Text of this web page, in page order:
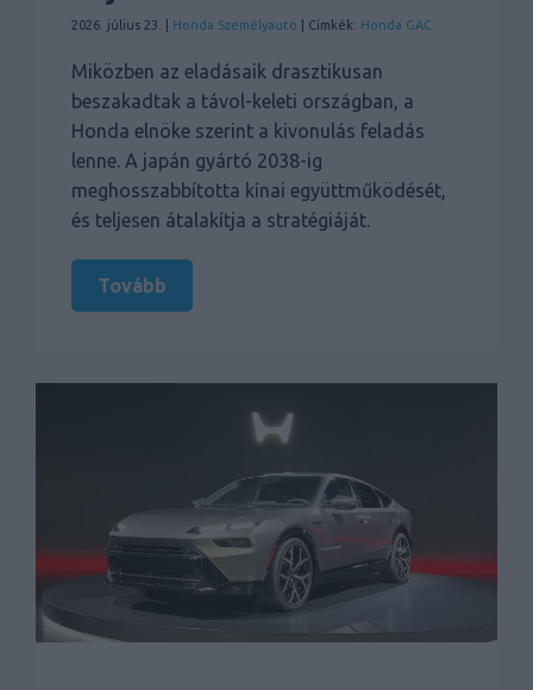
2026. július 23. | Honda Személyauto | Címkék: Honda GAC
Miközben az eladásaik drasztikusan
beszakadtak a távol-keleti országban, a
Honda elnöke szerint a kivonulás feladás
lenne. A japán gyártó 2038-ig
meghosszabbította kínai együttműködését,
és teljesen átalakítja a stratégiáját.
Tovább